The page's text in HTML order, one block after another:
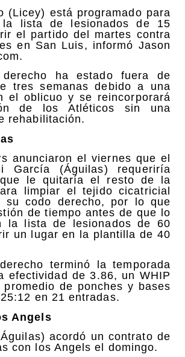
(Licey) está programado para
la lista de lesionados de 15
el partido del martes contra
en San Luis, informó Jason
ha estado fuera de
tres semanas debido a una
el oblicuo y se reincorporará
de los Atléticos sin una
rehabilitación.
anunciaron el viernes que el
García (Águilas) requeriría
le quitaría el resto de la
limpiar el tejido cicatricial
su codo derecho, por lo que
de tiempo antes de que lo
la lista de lesionados de 60
un lugar en la plantilla de 40
terminó la temporada
efectividad de 3.86, un WHIP
de ponches y bases
en 21 entradas.
Angels
acordó un contrato de
con los Angels el domingo.